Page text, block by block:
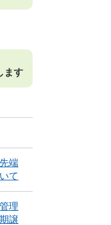
ます
端
て
理
譲